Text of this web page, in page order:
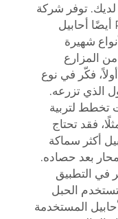
لديك. توفر شركة
RIOOP أيضًا أحابيل
شهيرة
المزارع
أولاً، فكّر في نوع
الذي تزرعه.
تخطط لتربية
فقد تحتاج
أكثر سماكة
بعد حصاده.
في التطبيق
الحبل
المستخدمة